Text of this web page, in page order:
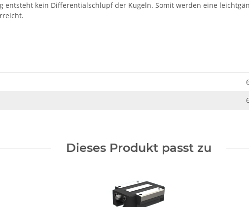
entsteht kein Differentialschlupf der Kugeln. Somit werden eine
Dieses Produkt passt zu